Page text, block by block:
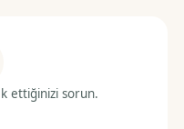
ettiğinizi sorun.